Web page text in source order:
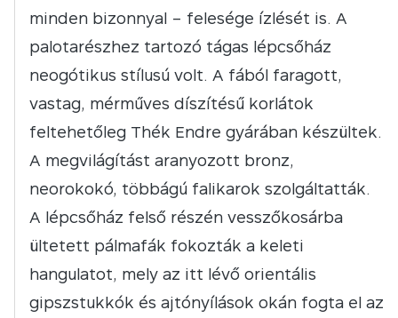
minden bizonnyal – felesége ízlését is. A
palotarészhez tartozó tágas lépcsőház
neogótikus stílusú volt. A fából faragott,
vastag, mérműves díszítésű korlátok
feltehetőleg Thék Endre gyárában készültek.
A megvilágítást aranyozott bronz,
neorokokó, többágú falikarok szolgáltatták.
A lépcsőház felső részén vesszőkosárba
ültetett pálmafák fokozták a keleti
hangulatot, mely az itt lévő orientális
gipszstukkók és ajtónyílások okán fogta el az